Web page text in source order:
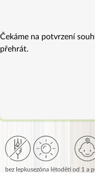
Čekáme na potvrzení
přehrát.
bez lepkusezóna létoděti od 1 a